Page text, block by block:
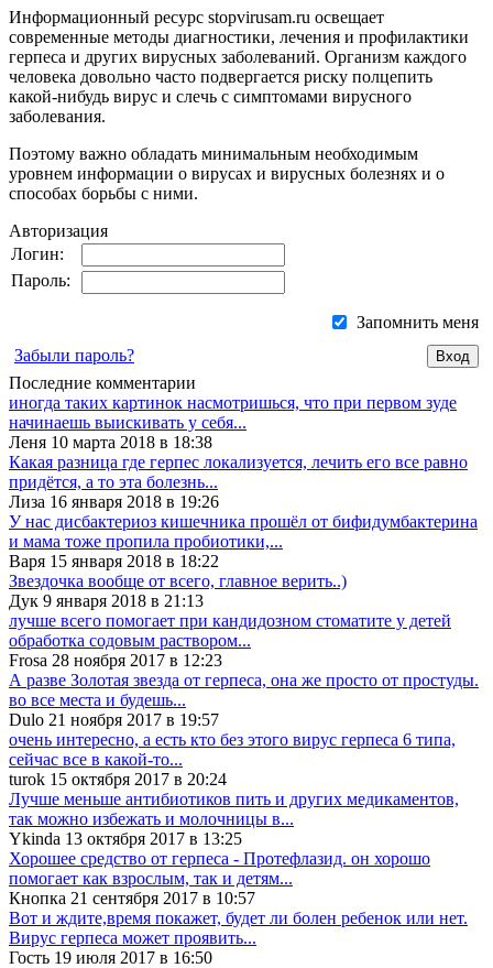
Информационный ресурс stopvirusam.ru освещает
современные методы диагностики, лечения и профилактики
герпеса и других вирусных заболеваний. Организм каждого
человека довольно часто подвергается риску полцепить
какой-нибудь вирус и слечь с симптомами вирусного
заболевания.
Поэтому важно обладать минимальным необходимым
уровнем информации о вирусах и вирусных болезнях и о
способах борьбы с ними.
Авторизация
Логин:
Пароль:
Запомнить меня
Забыли пароль?
Последние комментарии
иногда таких картинок насмотришься, что при первом зуде
начинаешь выискивать у себя...
Леня 10 марта 2018 в 18:38
Какая разница где герпес локализуется, лечить его все равно
придётся, а то эта болезнь...
Лиза 16 января 2018 в 19:26
У нас дисбактериоз кишечника прошёл от бифидумбактерина
и мама тоже пропила пробиотики,...
Варя 15 января 2018 в 18:22
Звездочка вообще от всего, главное верить..)
Дук 9 января 2018 в 21:13
лучше всего помогает при кандидозном стоматите у детей
обработка содовым раствором...
Frosa 28 ноября 2017 в 12:23
А разве Золотая звезда от герпеса, она же просто от простуды.
во все места и будешь...
Dulo 21 ноября 2017 в 19:57
очень интересно, а есть кто без этого вирус герпеса 6 типа,
сейчас все в какой-то...
turok 15 октября 2017 в 20:24
Лучше меньше антибиотиков пить и других медикаментов,
так можно избежать и молочницы в...
Ykinda 13 октября 2017 в 13:25
Хорошее средство от герпеса - Протефлазид. он хорошо
помогает как взрослым, так и детям...
Кнопка 21 сентября 2017 в 10:57
Вот и ждите,время покажет, будет ли болен ребенок или нет.
Вирус герпеса может проявить...
Гость 19 июля 2017 в 16:50